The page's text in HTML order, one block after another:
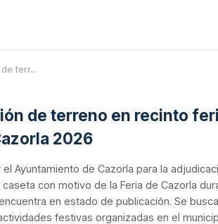
terr...
de terreno en recinto
2026
Ayuntamiento de Cazorla para la
con motivo de la Feria de Cazorla
en estado de publicación. Se
festivas organizadas en el